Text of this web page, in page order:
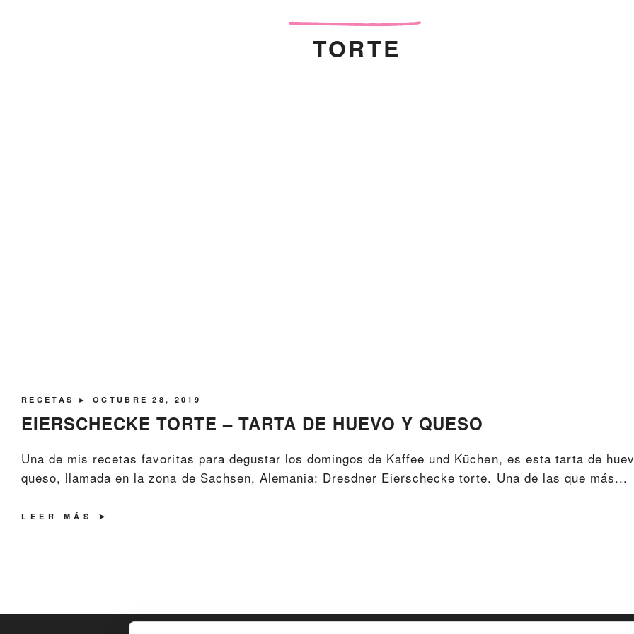
TORTE
RECETAS ► OCTUBRE 28, 2019
EIERSCHECKE TORTE – TARTA DE HUEVO Y QUESO
Una de mis recetas favoritas para degustar los domingos de Kaffee und Küchen, es esta tarta de
queso, llamada en la zona de Sachsen, Alemania: Dresdner Eierschecke torte. Una de las que más...
LEER MÁS